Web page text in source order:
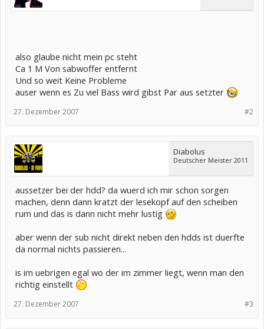
also glaube nicht mein pc steht
Ca 1 M Von sabwoffer entfernt
Und so weit Keine Probleme
auser wenn es Zu viel Bass wird gibst Par aus setzter
#2
27. Dezember 2007
Diabolus
Deutscher Meister 2011
aussetzer bei der hdd? da wuerd ich mir schon sorgen
machen, denn dann kratzt der lesekopf auf den scheiben
rum und das is dann nicht mehr lustig
aber wenn der sub nicht direkt neben den hdds ist duerfte
da normal nichts passieren...
is im uebrigen egal wo der im zimmer liegt, wenn man den
richtig einstellt
#3
27. Dezember 2007